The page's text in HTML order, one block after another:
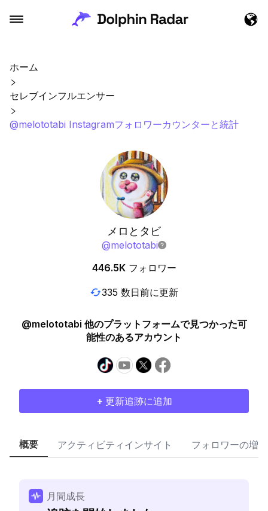
ホーム
セレブインフルエンサー
@melototabi Instagramフォロワーカウンターと統計
メロとタビ
@melototabi
446.5K フォロワー
335 数日前に更新
@melototabi 他のプラットフォームで見つかった可
能性のあるアカウント
+ 更新追跡に追加
概要 アクティビティインサイト フォロワーの増加
月間成長